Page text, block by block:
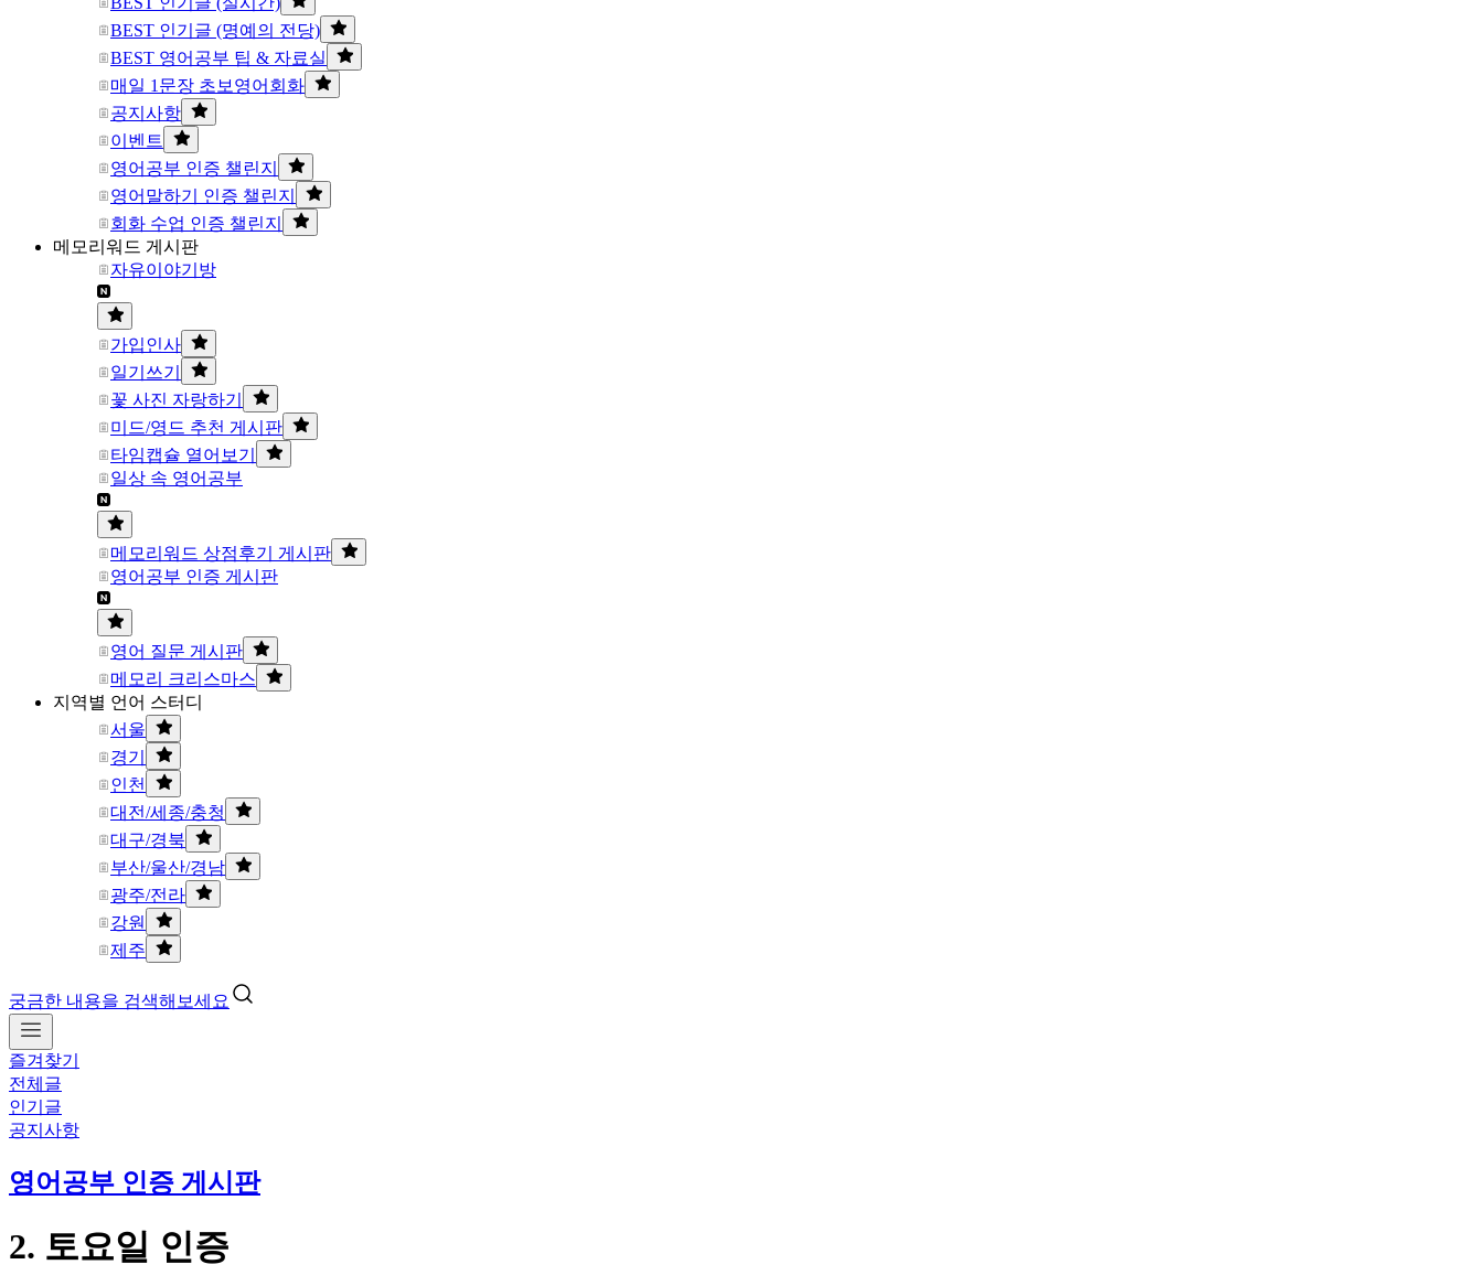
BEST 인기글 (명예의 전당)
BEST 영어공부 팁 & 자료실
매일 1문장 초보영어회화
공지사항
이벤트
영어공부 인증 챌린지
영어말하기 인증 챌린지
회화 수업 인증 챌린지
메모리워드 게시판
자유이야기방
가입인사
일기쓰기
꽃 사진 자랑하기
미드/영드 추천 게시판
타임캡슐 열어보기
일상 속 영어공부
메모리워드 상점후기 게시판
영어공부 인증 게시판
영어 질문 게시판
메모리 크리스마스
지역별 언어 스터디
서울
경기
인천
대전/세종/충청
대구/경북
부산/울산/경남
광주/전라
강원
제주
궁금한 내용을 검색해보세요
즐겨찾기
전체글
인기글
공지사항
영어공부 인증 게시판
2. 토요일 인증